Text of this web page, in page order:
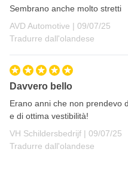
Sembrano anche molto stretti
AVD Automotive | 9 luglio 2025
09/07/25
Tradurre dall'olandese
Davvero bello
Erano anni che non prendevo
e di ottima vestibilità!
VH Schildersbedrijf | 9 luglio
09/07/25
Tradurre dall'olandese